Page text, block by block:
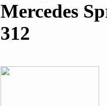
Mеrcedes
312